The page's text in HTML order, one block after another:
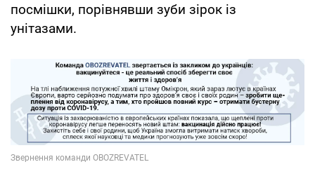
посмішки, порівнявши зуби зірок із
унітазами.